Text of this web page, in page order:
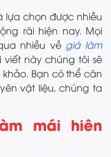
lựa chọn được nhiều
rãi hiện nay. Mọi
nhiều về giá làm
viết này chúng tôi sẽ
Bạn có thể cân
vật liệu, chúng ta
mái hiên